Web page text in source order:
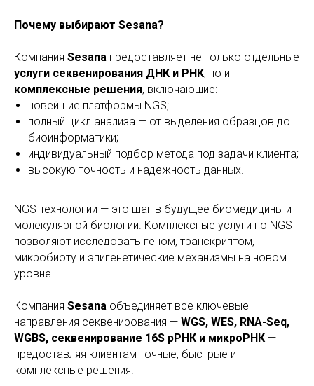
Почему выбирают Sesana?
Компания Sesana предоставляет не только отдельные
услуги секвенирования ДНК и РНК, но и
комплексные решения, включающие:
новейшие платформы NGS;
полный цикл анализа — от выделения образцов до
биоинформатики;
индивидуальный подбор метода под задачи клиента;
высокую точность и надежность данных.
NGS-технологии — это шаг в будущее биомедицины и
молекулярной биологии. Комплексные услуги по NGS
позволяют исследовать геном, транскриптом,
микробиоту и эпигенетические механизмы на новом
уровне.
Компания Sesana объединяет все ключевые
направления секвенирования — WGS, WES, RNA-Seq,
WGBS, секвенирование 16S рРНК и микроРНК —
предоставляя клиентам точные, быстрые и
комплексные решения.